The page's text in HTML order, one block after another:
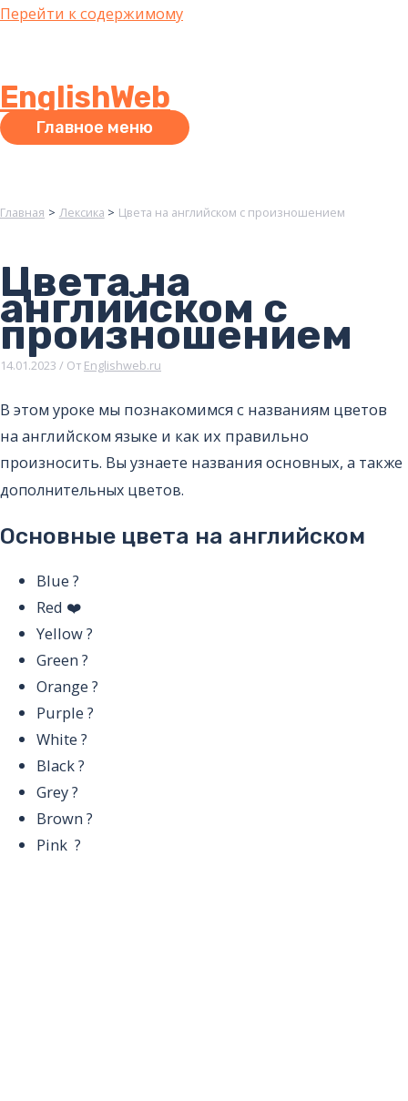
Перейти к содержимому
EnglishWeb
Главное меню
Главная Лексика Цвета на английском с произношением
Цвета на
английском с
произношением
14.01.2023 / От Englishweb.ru
В этом уроке мы познакомимся с названиям цветов
на английском языке и как их правильно
произносить. Вы узнаете названия основных, а также
дополнительных цветов.
Основные цвета на английском
Blue ?
Red ❤️
Yellow?
Green ?
Orange ?
Purple ?
White ?
Black?
Grey?
Brown ?
Pink ?